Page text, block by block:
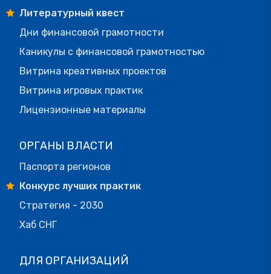
Литературный квест
Дни финансовой грамотности
Каникулы с финансовой грамотностью
Витрина креативных проектов
Витрина игровых практик
Лицензионные материалы
ОРГАНЫ ВЛАСТИ
Паспорта регионов
Конкурс лучших практик
Стратегия - 2030
Хаб СНГ
ДЛЯ ОРГАНИЗАЦИЙ